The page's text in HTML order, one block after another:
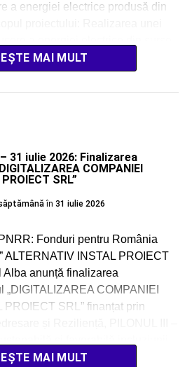
a energiei electrice produsă din
o […]MAI MULT
31 iulie 2026: Finalizarea
COMPANIEI
SRL”
în 31 iulie 2026
Fonduri pentru România
ALTERNATIV INSTAL PROIECT
Alba anunță finalizarea
„DIGITALIZAREA COMPANIEI
SRL” finanțat prin
locuri de muncă,
MAI MULT